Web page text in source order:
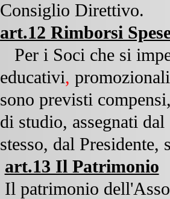
Consiglio Direttivo.
art.12 Rimborsi
Per i Soci che si
educativi,
sono previsti
di studio, assegnati
stesso, dal Presidente,
art.13 Il Patrimonio
Il patrimonio